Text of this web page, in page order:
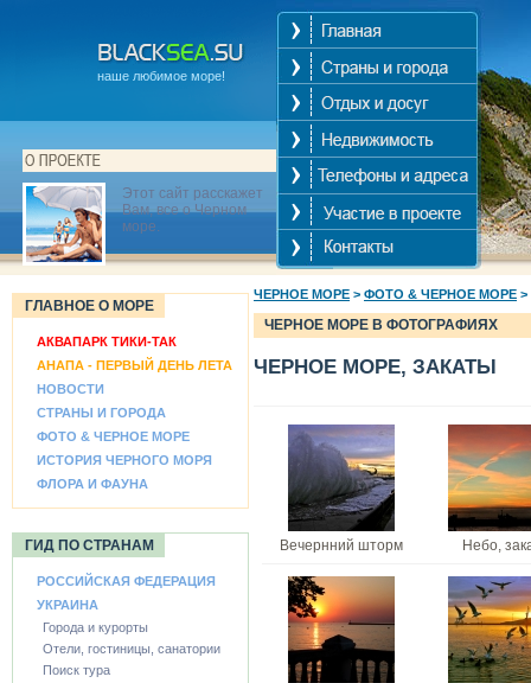
наше любимое море!
Этот сайт расскажет
Вам, все о Черном
море.
ГЛАВНОЕ О МОРЕ
АКВАПАРК ТИКИ-ТАК
АНАПА - ПЕРВЫЙ ДЕНЬ ЛЕТА
НОВОСТИ
СТРАНЫ И ГОРОДА
ФОТО & ЧЕРНОЕ МОРЕ
ИСТОРИЯ ЧЕРНОГО МОРЯ
ФЛОРА И ФАУНА
ГИД ПО СТРАНАМ
РОССИЙСКАЯ ФЕДЕРАЦИЯ
УКРАИНА
Города и курорты
Отели, гостиницы, санатории
Поиск тура
ЧЕРНОЕ МОРЕ > ФОТО & ЧЕРНОЕ МОРЕ >
ЧЕРНОЕ МОРЕ В ФОТОГРАФИЯХ
ЧЕРНОЕ МОРЕ, ЗАКАТЫ
Вечернний шторм Небо,